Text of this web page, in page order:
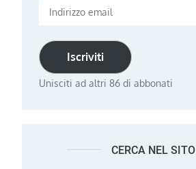
Indirizzo
Iscriviti
Unisciti ad altri 86 di abbonati
CERCA NEL SITO